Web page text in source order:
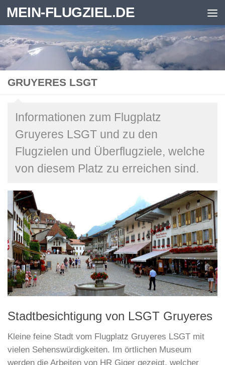
Zum Inhalt springen
MEIN-FLUGZIEL.DE
GRUYERES LSGT
Informationen zum Flugplatz
Gruyeres LSGT und zu den
Flugzielen und Überflugziele, welche
von diesem Platz zu erreichen sind.
Stadtbesichtigung von LSGT Gruyeres
Kleine feine Stadt vom Flugplatz Gruyeres LSGT mit
vielen Sehenswürdigkeiten. Im örtlichen Museum
werden die Arbeiten von HR Giger gezeigt, welcher